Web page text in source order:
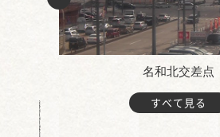
名和北交差点
すべて見る